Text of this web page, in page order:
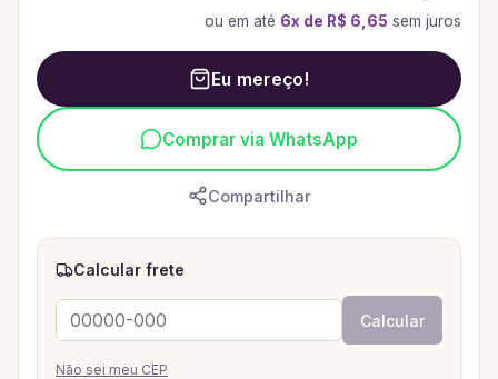
ou em até 6x de R$ 6,65 sem juros
Eu mereço!
Comprar via WhatsApp
Compartilhar
Calcular frete
Calcular
Não sei meu CEP